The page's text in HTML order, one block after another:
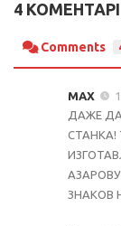
4 КОМЕНТАРІ
Comments
MAX
ДАЖЕ
СТАНКА!
ЗНАКОВ